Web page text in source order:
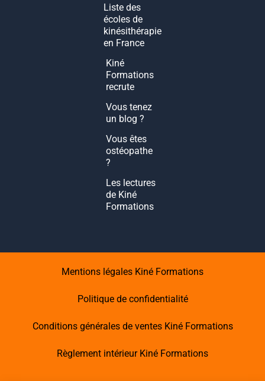
Liste des
écoles de
kinésithérapie
en France
Kiné
Formations
recrute
Vous tenez
un blog ?
Vous êtes
ostéopathe
?
Les lectures
de Kiné
Formations
Mentions légales Kiné Formations
Politique de confidentialité
Conditions générales de ventes Kiné Formations
Règlement intérieur Kiné Formations